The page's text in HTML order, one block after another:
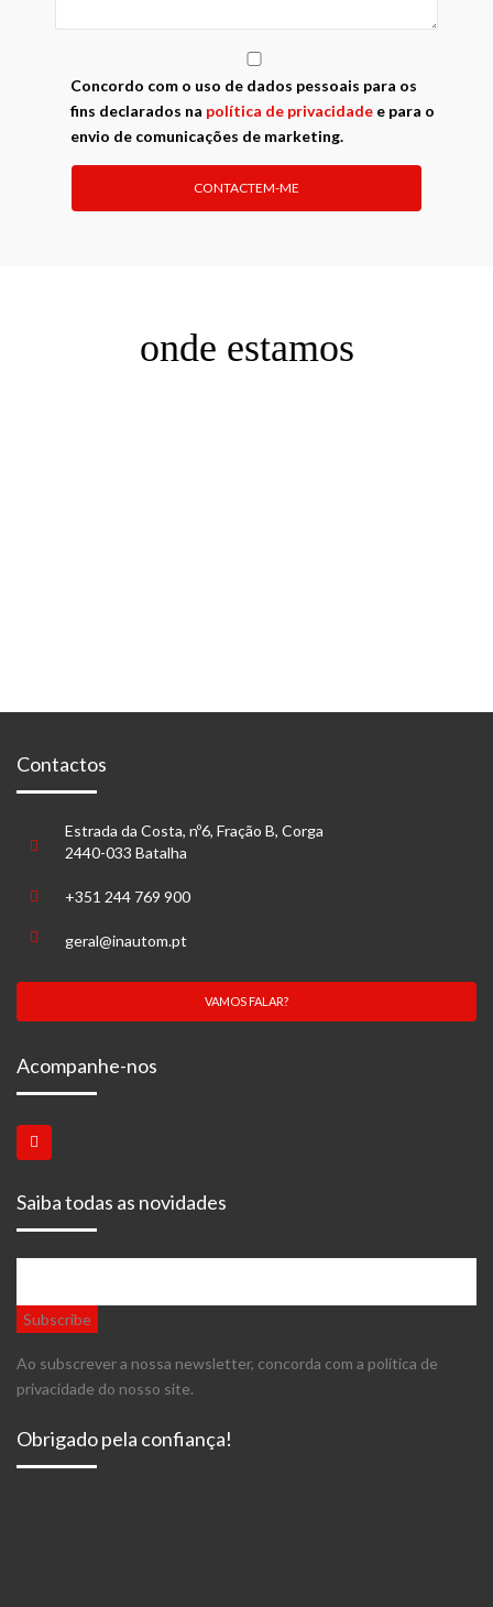
Concordo com o uso de dados pessoais para os
fins declarados na política de privacidade e para o
envio de comunicações de marketing.
onde estamos
Contactos
Estrada da Costa, nº6, Fração B, Corga
2440-033 Batalha
+351 244 769 900
geral@inautom.pt
VAMOS FALAR?
Acompanhe-nos
Saiba todas as novidades
Ao subscrever a nossa newsletter, concorda com a política de
privacidade do nosso site.
Obrigado pela confiança!